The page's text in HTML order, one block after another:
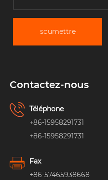
soumettre
Contactez-nous
Téléphone
+86-15958291731
+86-15958291731
Fax
+86-57465938668